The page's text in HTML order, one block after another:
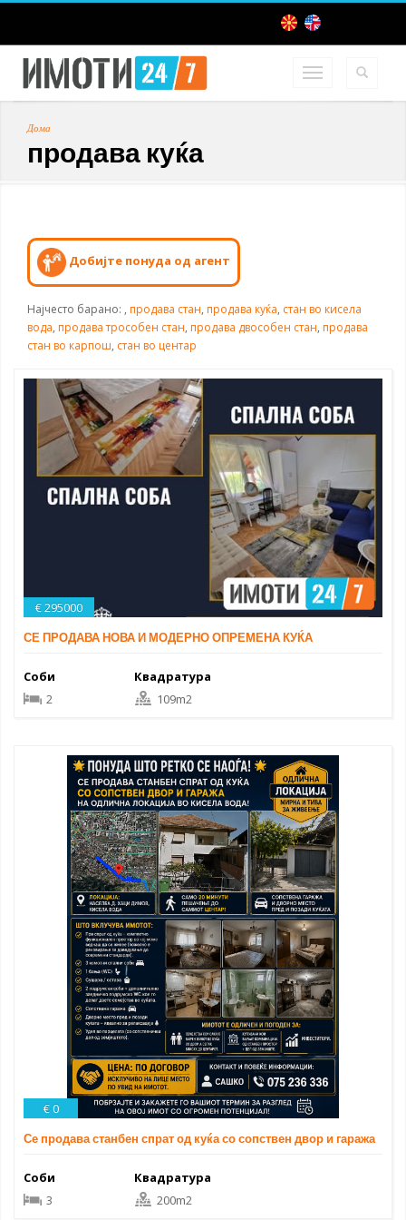
Дома
продава куќа
Добијте понуда од агент
Најчесто барано: , продава стан, продава куќа, стан во кисела
вода, продава трособен стан, продава двособен стан, продава
стан во карпош, стан во центар
€ 295000
СЕ ПРОДАВА НОВА И МОДЕРНО ОПРЕМЕНА КУЌА
Соби
2
Квадратура
109m2
€ 0
Се продава станбен спрат од куќа со сопствен двор и гаража
Соби
3
Квадратура
200m2